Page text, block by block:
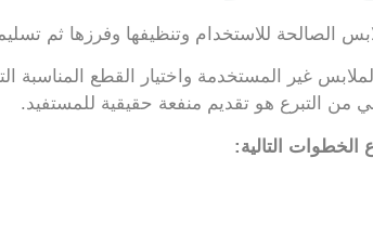
الصالحة للاستخدام وتنظيفها وفرزها ثم
غير المستخدمة واختيار القطع المناسبة
من التبرع هو تقديم منفعة حقيقية للمستفيد.
التالية: